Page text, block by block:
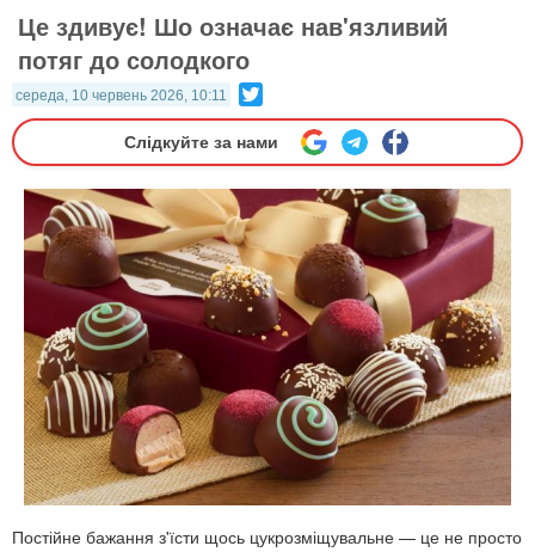
Це здивує! Шо означає нав'язливий
потяг до солодкого
середа, 10 червень 2026, 10:11
Слідкуйте за нами
Постійне бажання з'їсти щось цукрозміщувальне — це не просто